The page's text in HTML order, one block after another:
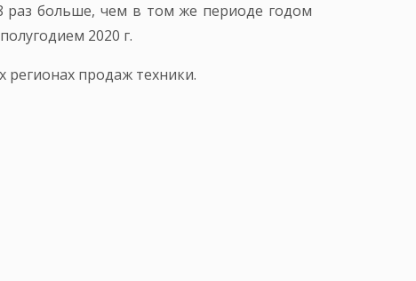
раз больше, чем в том же периоде годом
2020 г.
регионах продаж техники.